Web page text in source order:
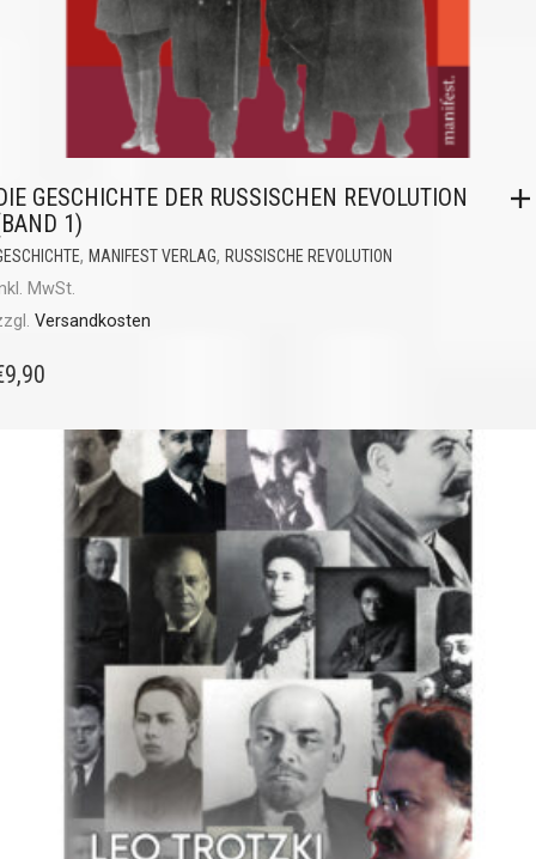
GESCHICHTE DER RUSSISCHEN REVOLUTION
1)
, MANIFEST VERLAG, RUSSISCHE REVOLUTION
MwSt.
Versandkosten
9,90